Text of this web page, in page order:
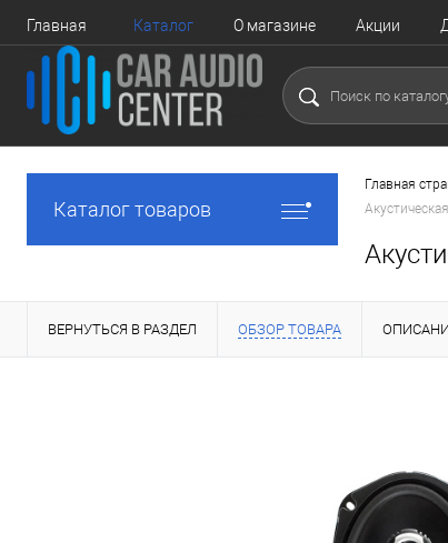
Главная Каталог О магазине Акции
Каталог товаров
Главная
ВЕРНУТЬСЯ В РАЗДЕЛ ОБЗОР ТОВАРА